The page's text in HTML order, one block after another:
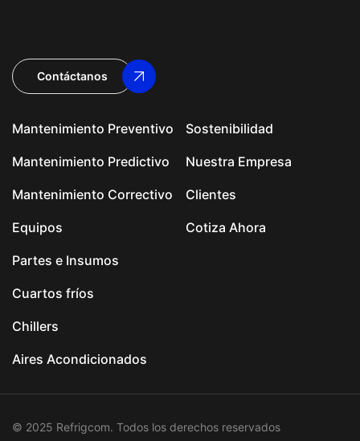
Mantenimiento Preventivo
Mantenimiento Predictivo
Mantenimiento Correctivo
Equipos
Partes e Insumos
Cuartos fríos
Chillers
Aires Acondicionados
Sostenibilidad
Nuestra Empresa
Clientes
Cotiza Ahora
Contáctanos
© 2025 Refrigcom. Todos los derechos reservados